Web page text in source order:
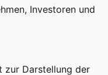
Investoren und
zur Darstellung der